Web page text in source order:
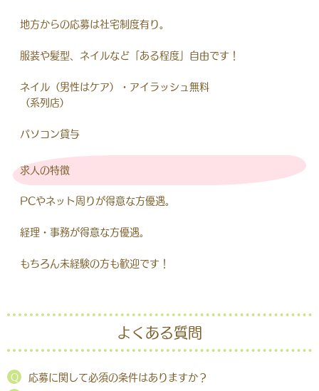
地方からの応募は社宅制度有り。
服装や髪型、ネイルなど「ある程度」自由です！
ネイル（男性はケア）・アイラッシュ無料
（系列店）
パソコン貸与
求人の特徴
PCやネット周りが得意な方優遇。
経理・事務が得意な方優遇。
もちろん未経験の方も歓迎です！
よくある質問
Q 応募に関して必須の条件はありますか？